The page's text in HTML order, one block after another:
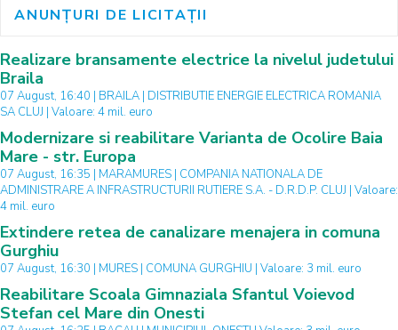
ANUNȚURI DE LICITAȚII
Realizare bransamente electrice la nivelul judetului
Braila
07 August, 16:40 | BRAILA | DISTRIBUTIE ENERGIE ELECTRICA ROMANIA
SA CLUJ | Valoare: 4 mil. euro
Modernizare si reabilitare Varianta de Ocolire Baia
Mare - str. Europa
07 August, 16:35 | MARAMURES | COMPANIA NATIONALA DE
ADMINISTRARE A INFRASTRUCTURII RUTIERE S.A. - D.R.D.P. CLUJ | Valoare:
4 mil. euro
Extindere retea de canalizare menajera in comuna
Gurghiu
07 August, 16:30 | MURES | COMUNA GURGHIU | Valoare: 3 mil. euro
Reabilitare Scoala Gimnaziala Sfantul Voievod
Stefan cel Mare din Onesti